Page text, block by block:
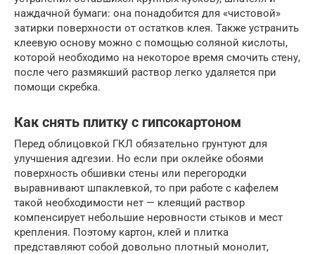
наждачной бумаги: она понадобится для «чистовой»
затирки поверхности от остатков клея. Также устранить
клеевую основу можно с помощью соляной кислоты,
которой необходимо на некоторое время смочить стену,
после чего размякший раствор легко удаляется при
помощи скребка.
Как снять плитку с гипсокартоном
Перед облицовкой ГКЛ обязательно грунтуют для
улучшения адгезии. Но если при оклейке обоями
поверхность обшивки стены или перегородки
выравнивают шпаклевкой, то при работе с кафелем
такой необходимости нет — клеящий раствор
компенсирует небольшие неровности стыков и мест
крепления. Поэтому картон, клей и плитка
представляют собой довольно плотный монолит,